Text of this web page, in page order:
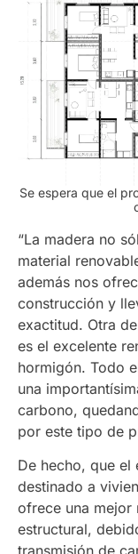
Se espera que el
“La madera no
material
además nos
construcción y
exactitud. Otra
es el excelente
hormigón. Todo
una
carbono,
por este tipo de
De hecho, que el
destinado a
ofrece una mejor
estructural,